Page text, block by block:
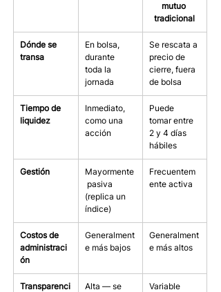
mutuo
tradicional
Dónde se
transa
En bolsa,
durante
toda la
jornada
Se rescata a
precio de
cierre, fuera
de bolsa
Tiempo de
liquidez
Inmediato,
como una
acción
Puede
tomar entre
2 y 4 días
hábiles
Gestión
Mayormente
pasiva
(replica un
índice)
Frecuentem
ente activa
Costos de
administraci
ón
Generalment
e más bajos
Generalment
e más altos
Transparenci
Alta — se
Variable